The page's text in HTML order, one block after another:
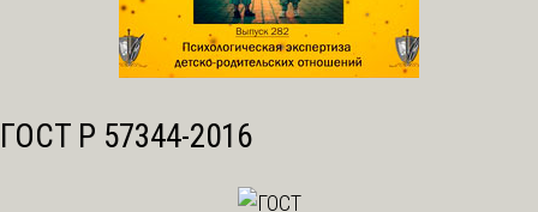
ГОСТ Р 57344-2016